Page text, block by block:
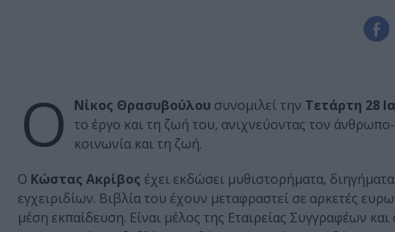
Ο Νίκος Θρασυβούλου συνομιλεί την Τετάρτη 28
το έργο και τη ζωή του, ανιχνεύοντας τον
κοινωνία και τη ζωή.
Ο Κώστας Ακρίβος έχει εκδώσει μυθιστορήματα,
εγχειριδίων. Βιβλία του έχουν μεταφραστεί σε αρκετές
μέση εκπαίδευση. Είναι μέλος της Εταιρείας Συγγραφέων